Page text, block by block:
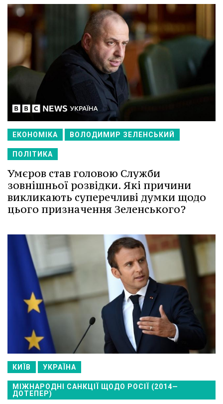
ЕКОНОМІКА ВОЛОДИМИР ЗЕЛЕНСЬКИЙ
ПОЛІТИКА
Умєров став головою Служби
зовнішньої розвідки. Які причини
викликають суперечливі думки щодо
цього призначення Зеленського?
КИЇВ УКРАЇНА
МІЖНАРОДНІ САНКЦІЇ ЩОДО РОСІЇ (2014—
ДОТЕПЕР)